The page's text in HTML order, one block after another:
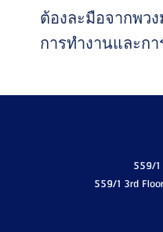
ต้องละมือจากพว
การทำงานและกา
559/
559/1 3rd